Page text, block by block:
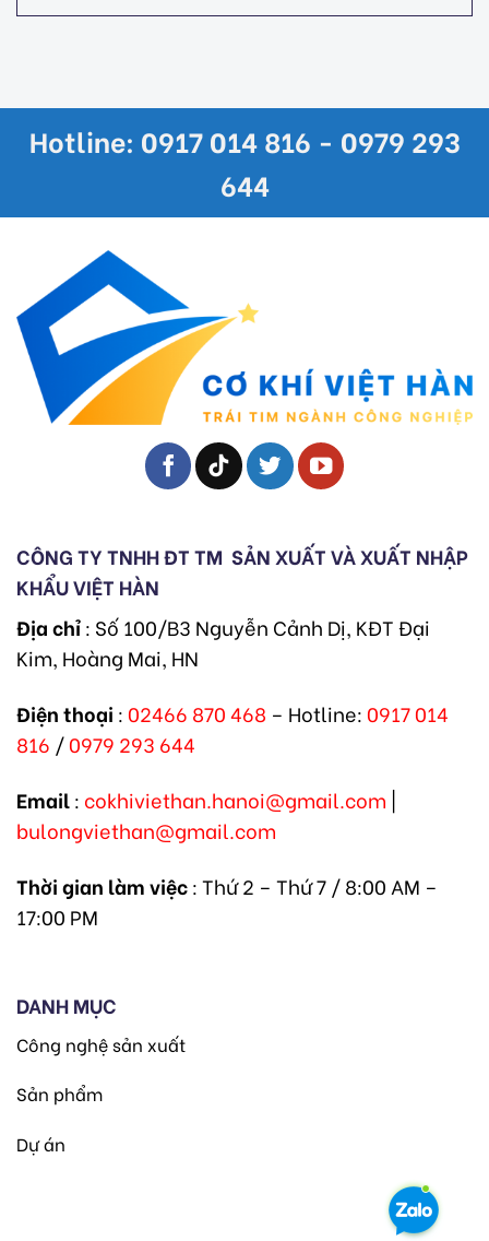
Hotline: 0917 014 816 - 0979 293
644
CÔNG TY TNHH ĐT TM SẢN XUẤT VÀ XUẤT NHẬP
KHẨU VIỆT HÀN
Địa chỉ: Số 100/B3 Nguyễn Cảnh Dị, KĐT Đại
Kim, Hoàng Mai, HN
Điện thoại : 02466 870 468 – Hotline: 0917 014
816 /0979 293 644
Email: cokhiviethan.hanoi@gmail.com |
bulongviethan@gmail.com
Thời gian làm việc: Thứ 2 – Thứ 7 / 8:00 AM –
17:00 PM
DANH MỤC
Công nghệ sản xuất
Sản phẩm
Dự án